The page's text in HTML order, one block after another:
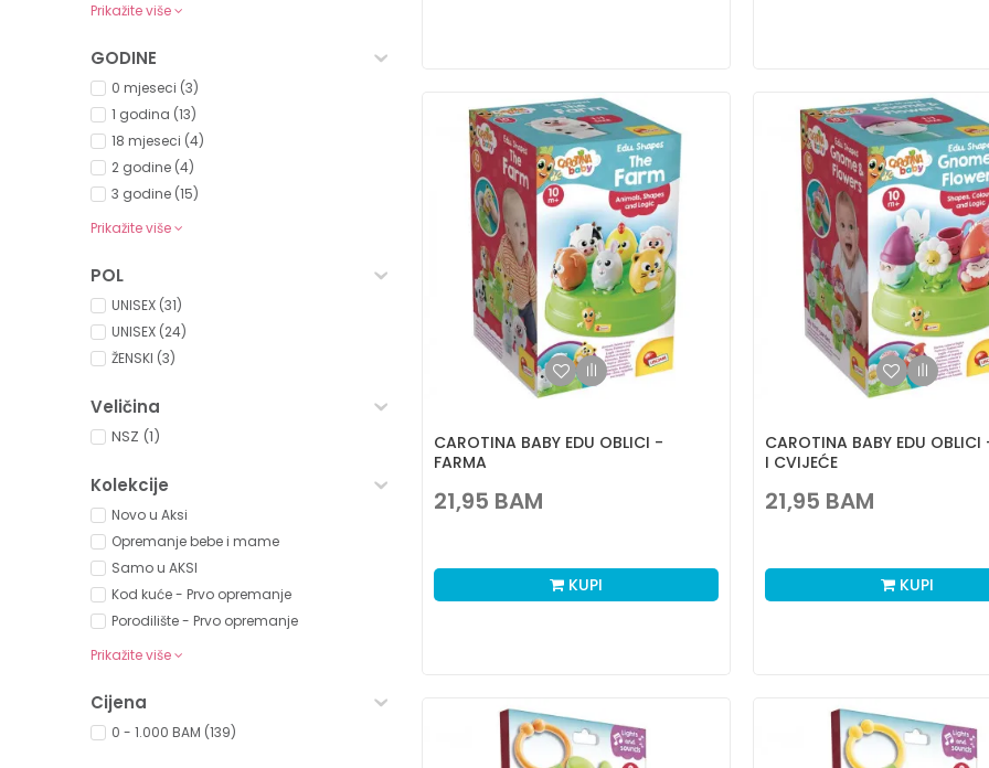
Prikažite više
GODINE
0 mjeseci (3)
1 godina (13)
18 mjeseci (4)
2 godine (4)
3 godine (15)
Prikažite više
POL
UNISEX (31)
UNISEX (24)
ŽENSKI (3)
Veličina
NSZ (1)
Kolekcije
Novo u Aksi
Opremanje bebe i mame
Samo u AKSI
Kod kuće - Prvo opremanje
Porodilište - Prvo opremanje
Prikažite više
Cijena
0 - 1.000 BAM (139)
CAROTINA BABY EDU OBLICI -
FARMA
21,95 BAM
KUPI
CAROTINA BABY EDU
I CVIJEĆE
21,95 BAM
KUPI